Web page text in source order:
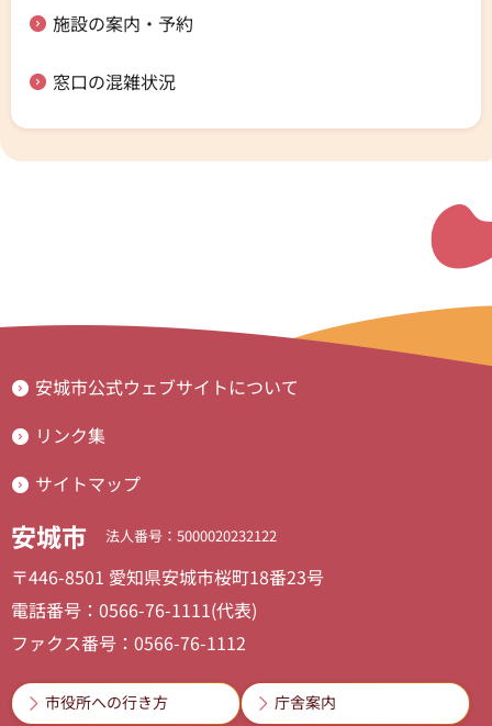
施設の案内・予約
窓口の混雑状況
安城市公式ウェブサイトについて
リンク集
サイトマップ
安城市 法人番号：5000020232122
〒446-8501 愛知県安城市桜町18番23号
電話番号：0566-76-1111(代表)
ファクス番号：0566-76-1112
市役所への行き方 庁舎案内